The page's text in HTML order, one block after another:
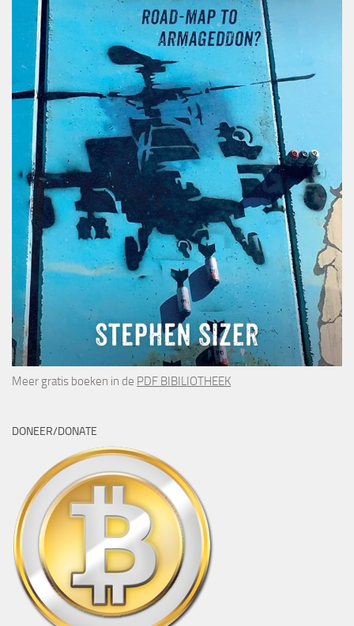
Meer gratis boeken in de PDF BIBILIOTHEEK
DONEER/DONATE